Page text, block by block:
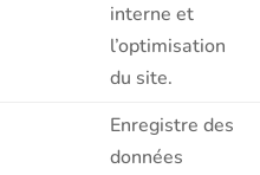
interne et
l’optimisation
du site.
Enregistre des
données